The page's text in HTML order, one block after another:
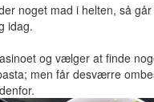
noget mad i helten, så
idag.
og vælger at finde
men får desværre